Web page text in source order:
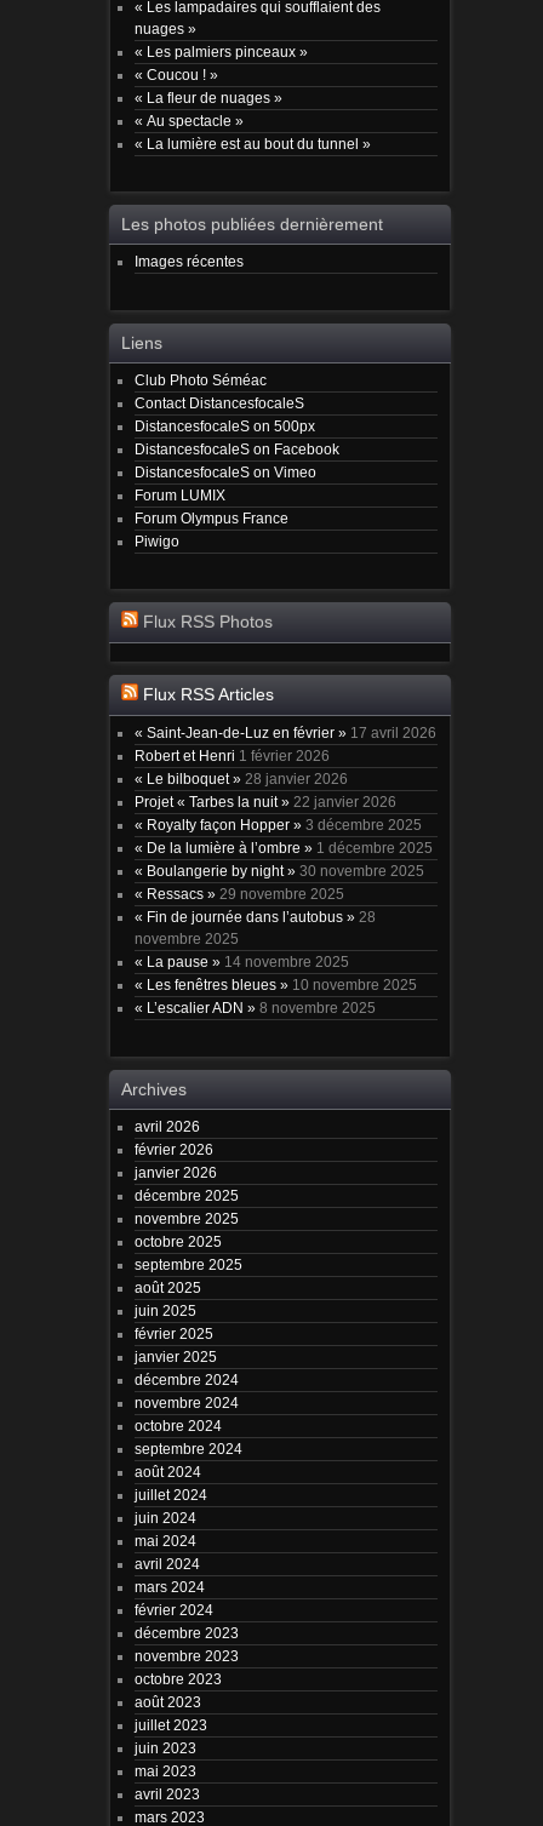
« Les lampadaires qui soufflaient des
nuages »
« Les palmiers pinceaux »
« Coucou ! »
« La fleur de nuages »
« Au spectacle »
« La lumière est au bout du tunnel »
Les photos publiées dernièrement
Images récentes
Liens
Club Photo Séméac
Contact DistancesfocaleS
DistancesfocaleS on 500px
DistancesfocaleS on Facebook
DistancesfocaleS on Vimeo
Forum LUMIX
Forum Olympus France
Piwigo
Flux RSS Photos
Flux RSS Articles
« Saint-Jean-de-Luz en février » 17 avril 2026
Robert et Henri 1 février 2026
« Le bilboquet » 28 janvier 2026
Projet « Tarbes la nuit » 22 janvier 2026
« Royalty façon Hopper » 3 décembre 2025
« De la lumière à l’ombre » 1 décembre 2025
« Boulangerie by night » 30 novembre 2025
« Ressacs » 29 novembre 2025
« Fin de journée dans l’autobus » 28
novembre 2025
« La pause » 14 novembre 2025
« Les fenêtres bleues » 10 novembre 2025
« L’escalier ADN » 8 novembre 2025
Archives
avril 2026
février 2026
janvier 2026
décembre 2025
novembre 2025
octobre 2025
septembre 2025
août 2025
juin 2025
février 2025
janvier 2025
décembre 2024
novembre 2024
octobre 2024
septembre 2024
août 2024
juillet 2024
juin 2024
mai 2024
avril 2024
mars 2024
février 2024
décembre 2023
novembre 2023
octobre 2023
août 2023
juillet 2023
juin 2023
mai 2023
avril 2023
mars 2023